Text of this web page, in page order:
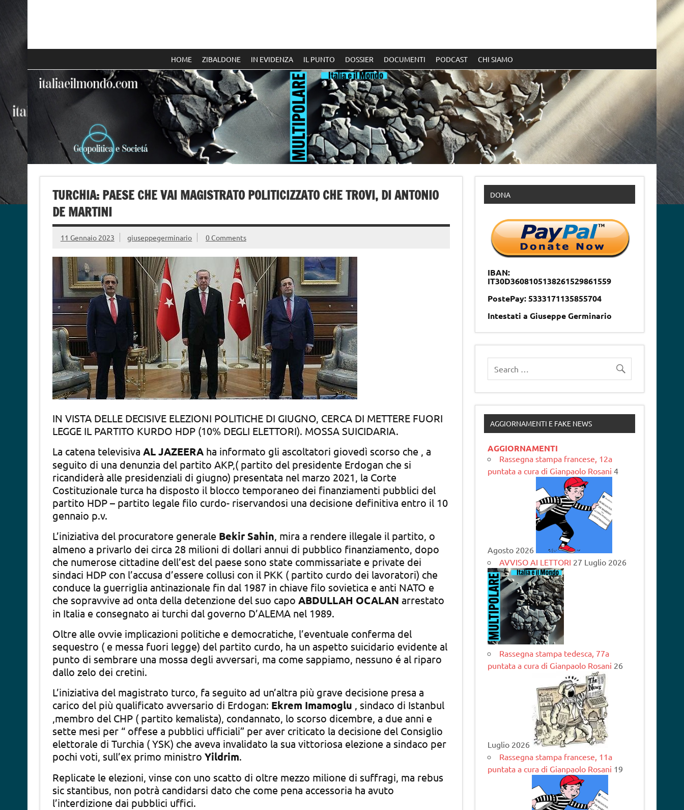
HOME ZIBALDONE IN EVIDENZA IL PUNTO DOSSIER DOCUMENTI PODCAST CHI SIAMO
TURCHIA: PAESE CHE VAI MAGISTRATO POLITICIZZATO CHE TROVI, DI ANTONIO
DE MARTINI
11 Gennaio 2023 giuseppegerminario 0 Comments
IN VISTA DELLE DECISIVE ELEZIONI POLITICHE DI GIUGNO, CERCA DI METTERE FUORI
LEGGE IL PARTITO KURDO HDP (10% DEGLI ELETTORI). MOSSA SUICIDARIA.
La catena televisiva AL JAZEERAha informato gli ascoltatori giovedì scorso che , a
seguito di una denunzia del partito AKP,( partito del presidente Erdogan che si
ricandiderà alle presidenziali di giugno) presentata nel marzo 2021, la Corte
Costituzionale turca ha disposto il blocco temporaneo dei finanziamenti pubblici del
partito HDP – partito legale filo curdo- riservandosi una decisione definitiva entro il 10
gennaio p.v.
L’iniziativa del procuratore generale Bekir Sahin, mira a rendere illegale il partito, o
almeno a privarlo dei circa 28 milioni di dollari annui di pubblico finanziamento, dopo
che numerose cittadine dell’est del paese sono state commissariate e private dei
sindaci HDP con l’accusa d’essere collusi con il PKK ( partito curdo dei lavoratori) che
conduce la guerriglia antinazionale fin dal 1987 in chiave filo sovietica e anti NATO e
che sopravvive ad onta della detenzione del suo capo ABDULLAH OCALAN arrestato
in Italia e consegnato ai turchi dal governo D’ALEMA nel 1989.
Oltre alle ovvie implicazioni politiche e democratiche, l’eventuale conferma del
sequestro ( e messa fuori legge) del partito curdo, ha un aspetto suicidario evidente al
punto di sembrare una mossa degli avversari, ma come sappiamo, nessuno é al riparo
dallo zelo dei cretini.
L’iniziativa del magistrato turco, fa seguito ad un’altra più grave decisione presa a
carico del più qualificato avversario di Erdogan: Ekrem Imamoglu , sindaco di Istanbul
,membro del CHP ( partito kemalista), condannato, lo scorso dicembre, a due anni e
sette mesi per “ offese a pubblici ufficiali” per aver criticato la decisione del Consiglio
elettorale di Turchia ( YSK) che aveva invalidato la sua vittoriosa elezione a sindaco per
pochi voti, sull’ex primo ministro Yildrim.
Replicate le elezioni, vinse con uno scatto di oltre mezzo milione di suffragi, ma rebus
sic stantibus, non potrà candidarsi dato che come pena accessoria ha avuto
l’interdizione dai pubblici uffici.
DONA
IBAN:
IT30D3608105138261529861559
PostePay: 5333171135855704
Intestati a Giuseppe Germinario
AGGIORNAMENTI E FAKE NEWS
AGGIORNAMENTI
Rassegna stampa francese, 12a
puntata a cura di Gianpaolo Rosani 4
Agosto 2026
AVVISO AI LETTORI 27 Luglio 2026
Rassegna stampa tedesca, 77a
puntata a cura di Gianpaolo Rosani 26
Luglio 2026
Rassegna stampa francese, 11a
puntata a cura di Gianpaolo Rosani 19